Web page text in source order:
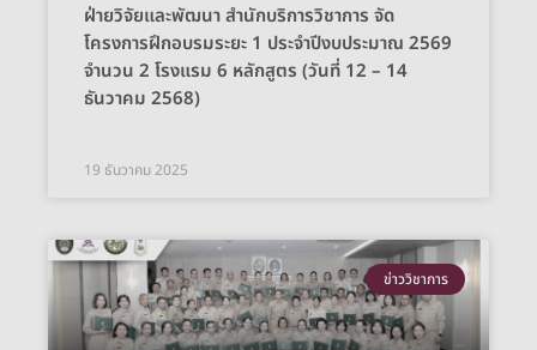
ฝ่ายวิจัยและพัฒนา สำนักบริการวิชาการ จัด
โครงการฝึกอบรมระยะ 1 ประจำปีงบประมาณ 2569
จำนวน 2 โรงแรม 6 หลักสูตร (วันที่ 12 – 14
ธันวาคม 2568)
19 ธันวาคม 2025
ข่าววิชาการ